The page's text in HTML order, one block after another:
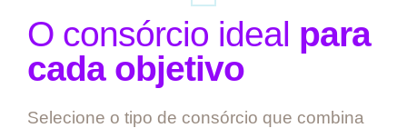
O consórcio ideal para
cada objetivo
Selecione o tipo de consórcio que combina